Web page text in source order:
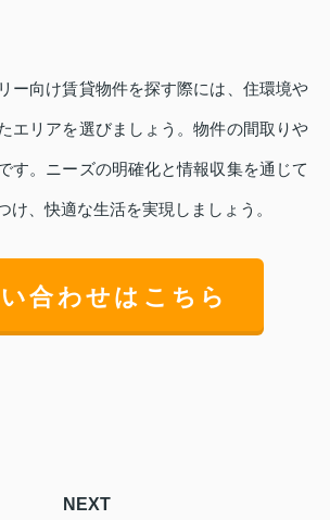
ー向け賃貸物件を探す際には、住環境や
エリアを選びましょう。物件の間取りや
す。ニーズの明確化と情報収集を通じて
け、快適な生活を実現しましょう。
合わせはこちら
NEXT